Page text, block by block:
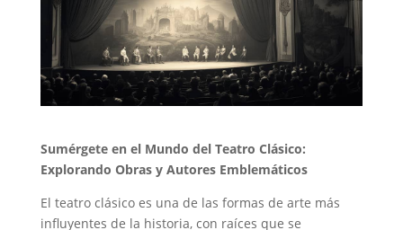
Sumérgete en el Mundo del Teatro Clásico:
Explorando Obras y Autores Emblemáticos
El teatro clásico es una de las formas de arte más
influyentes de la historia, con raíces que se